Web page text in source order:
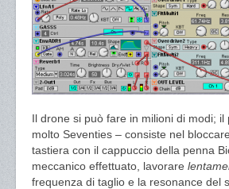
Il drone si può fare in milioni di modi; il
molto Seventies – consiste nel
tastiera con il cappuccio della penna
meccanico effettuato, lavorare
frequenza di taglio e la resonance del